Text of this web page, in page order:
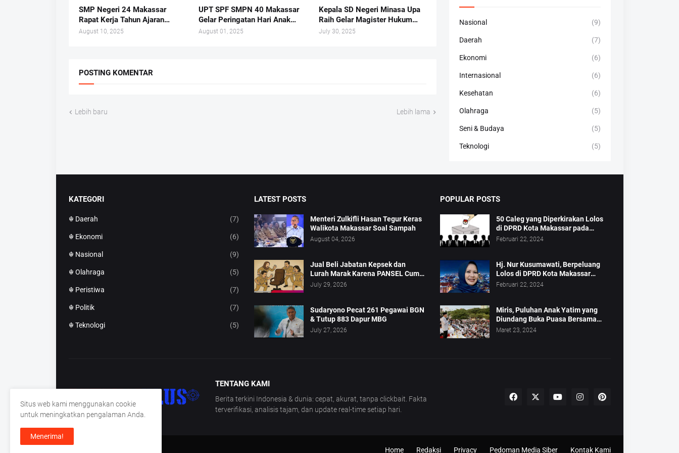
SMP Negeri 24 Makassar
Rapat Kerja Tahun Ajaran
2025/2026 di Hotel Whiz
August 10, 2025
UPT SPF SMPN 40 Makassar
Gelar Peringatan Hari Anak
Nasional Tahun 2025
August 01, 2025
Kepala SD Negeri Minasa Upa
Raih Gelar Magister Hukum
Tepat di Hari Anak Nasional
July 30, 2025
POSTING KOMENTAR
Lebih baru Lebih lama
Nasional (9)
Daerah (7)
Ekonomi (6)
Internasional (6)
Kesehatan (6)
Olahraga (5)
Seni & Budaya (5)
Teknologi (5)
KATEGORI
☬ Daerah (7)
☬ Ekonomi (6)
☬ Nasional (9)
☬ Olahraga (5)
☬ Peristiwa (7)
☬ Politik (7)
☬ Teknologi (5)
LATEST POSTS
Menteri Zulkifli Hasan Tegur Keras
Walikota Makassar Soal Sampah
August 04, 2026
Jual Beli Jabatan Kepsek dan
Lurah Marak Karena PANSEL Cuma
Pajangan
July 29, 2026
Sudaryono Pecat 261 Pegawai BGN
& Tutup 883 Dapur MBG
July 27, 2026
POPULAR POSTS
50 Caleg yang Diperkirakan Lolos
di DPRD Kota Makassar pada
Pemilu 2024
Februari 22, 2024
Hj. Nur Kusumawati, Berpeluang
Lolos di DPRD Kota Makassar
Mewakili Suara Perempuan Dapil 2
Februari 22, 2024
Miris, Puluhan Anak Yatim yang
Diundang Buka Puasa Bersama
Tidak Dapat Jatah Makan dan Infaq
Maret 23, 2024
TENTANG KAMI
Berita terkini Indonesia & dunia: cepat, akurat, tanpa clickbait. Fakta
terverifikasi, analisis tajam, dan update real-time setiap hari.
Home Redaksi Privacy Pedoman Media Siber Kontak Kami
Situs web kami menggunakan cookie
untuk meningkatkan pengalaman Anda.
Menerima!